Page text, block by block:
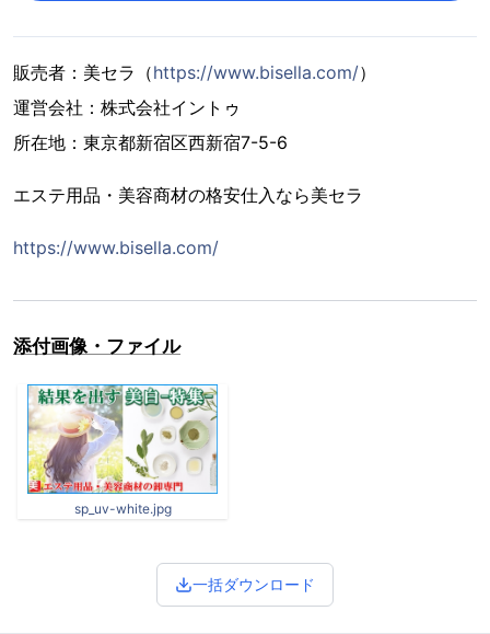
販売者：美セラ（https://www.bisella.com/）
運営会社：株式会社イントゥ
所在地：東京都新宿区西新宿7-5-6
エステ用品・美容商材の格安仕入なら美セラ
https://www.bisella.com/
添付画像・ファイル
sp_uv-white.jpg
一括ダウンロード